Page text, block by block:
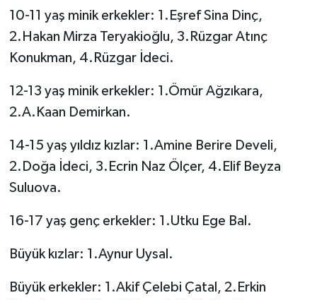
10-11 yaş minik erkekler: 1.Eşref Sina Dinç,
2.Hakan Mirza Teryakioğlu, 3.Rüzgar Atınç
Konukman, 4.Rüzgar İdeci.
12-13 yaş minik erkekler: 1.Ömür Ağzıkara,
2.A.Kaan Demirkan.
14-15 yaş yıldız kızlar: 1.Amine Berire Develi,
2.Doğa İdeci, 3.Ecrin Naz Ölçer, 4.Elif Beyza
Suluova.
16-17 yaş genç erkekler: 1.Utku Ege Bal.
Büyük kızlar: 1.Aynur Uysal.
Büyük erkekler: 1.Akif Çelebi Çatal, 2.Erkin